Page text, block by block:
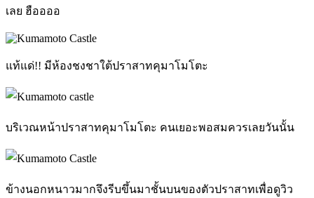
เลย ฮืออออ
แท้แด่!! มีห้องชงชาใต้ปราสาทคุมาโมโตะ
บริเวณหน้าปราสาทคุมาโมโตะ คนเยอะพอสมควรเลยวันนั้น
ข้างนอกหนาวมากจึงรีบขึ้นมาชั้นบนของตัวปราสาทเพื่อดูวิว